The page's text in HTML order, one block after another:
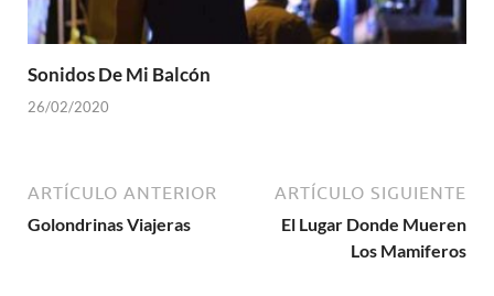
Sonidos De Mi Balcón
26/02/2020
ARTÍCULO ANTERIOR
Golondrinas Viajeras
ARTÍCULO SIGUIENTE
El Lugar Donde Mueren
Los Mamiferos